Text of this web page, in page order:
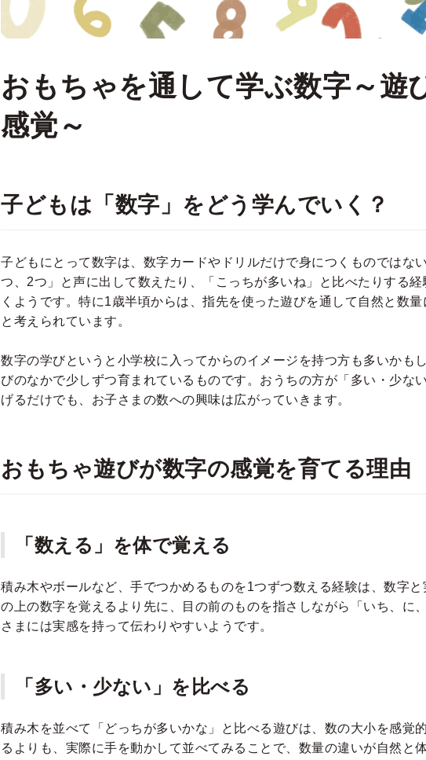
おもちゃを通して学ぶ数字～遊
感覚～
子どもは「数字」をどう学んでいく？
子どもにとって数字は、数字カードやドリルだけで身につくものではな
つ、2つ」と声に出して数えたり、「こっちが多いね」と比べたりする
くようです。特に1歳半頃からは、指先を使った遊びを通して自然と数
と考えられています。
数字の学びというと小学校に入ってからのイメージを持つ方も多いかも
びのなかで少しずつ育まれているものです。おうちの方が「多い・少な
げるだけでも、お子さまの数への興味は広がっていきます。
おもちゃ遊びが数字の感覚を育てる理由
「数える」を体で覚える
積み木やボールなど、手でつかめるものを1つずつ数える経験は、数字
の上の数字を覚えるより先に、目の前のものを指さしながら「いち、に
さまには実感を持って伝わりやすいようです。
「多い・少ない」を比べる
積み木を並べて「どっちが多いかな」と比べる遊びは、数の大小を感覚
るよりも、実際に手を動かして並べてみることで、数量の違いが自然と